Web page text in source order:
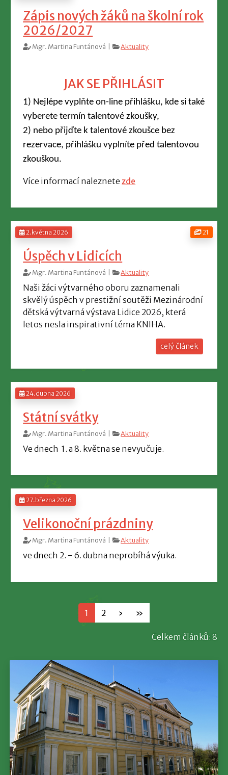
Zápis nových žáků na školní rok
2026/2027
Mgr. Martina Funtánová | Aktuality
JAK SE PŘIHLÁSIT
1) Nejlépe vyplňte on-line přihlášku, kde si také
vyberete termín talentové zkoušky,
2) nebo přijďte k talentové zkoušce bez
rezervace, přihlášku vyplníte před talentovou
zkouškou.
Více informací naleznete zde
21
2.května 2026
Úspěch v Lidicích
Mgr. Martina Funtánová | Aktuality
Naši žáci výtvarného oboru zaznamenali
skvělý úspěch v prestižní soutěži Mezinárodní
dětská výtvarná výstava Lidice 2026, která
letos nesla inspirativní téma KNIHA.
celý článek
24.dubna 2026
Státní svátky
Mgr. Martina Funtánová | Aktuality
Ve dnech 1. a 8. května se nevyučuje.
27.března 2026
Velikonoční prázdniny
Mgr. Martina Funtánová | Aktuality
ve dnech 2. - 6. dubna neprobíhá výuka.
1 2 › »
Celkem článků: 8